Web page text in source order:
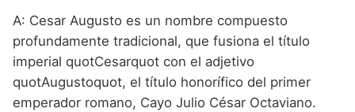
A: Cesar Augusto es un nombre compuesto
profundamente tradicional, que fusiona el título
imperial quotCesarquot con el adjetivo
quotAugustoquot, el título honorífico del primer
emperador romano, Cayo Julio César Octaviano.